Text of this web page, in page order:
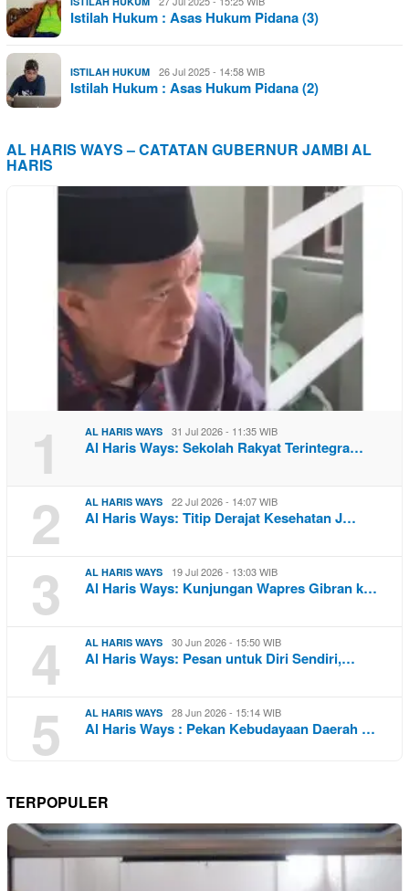
Istilah Hukum : Asas Hukum Pidana (3)
ISTILAH HUKUM 26 Jul 2025 - 14:58 WIB
Istilah Hukum : Asas Hukum Pidana (2)
AL HARIS WAYS – CATATAN GUBERNUR JAMBI AL
HARIS
1 AL HARIS WAYS 31 Jul 2026 - 11:35 WIB
Al Haris Ways: Sekolah Rakyat Terintegra…
2 AL HARIS WAYS 22 Jul 2026 - 14:07 WIB
Al Haris Ways: Titip Derajat Kesehatan J…
3 AL HARIS WAYS 19 Jul 2026 - 13:03 WIB
Al Haris Ways: Kunjungan Wapres Gibran k…
4 AL HARIS WAYS 30 Jun 2026 - 15:50 WIB
Al Haris Ways: Pesan untuk Diri Sendiri,…
5 AL HARIS WAYS 28 Jun 2026 - 15:14 WIB
Al Haris Ways : Pekan Kebudayaan Daerah …
TERPOPULER